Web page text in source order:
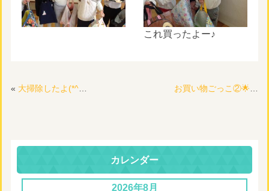
これ買ったよー♪
« 大掃除したよ(*^▽^*)✨
カレンダー
2026年8月